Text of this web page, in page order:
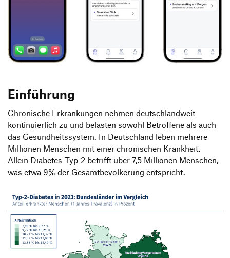
Transfer und Kooperation
Strategische Gestaltung M.A.
Einführung
Chronische Erkrankungen nehmen deutschlandweit
kontinuierlich zu und belasten sowohl Betroffene als auch
das Gesundheitssystem. In Deutschland leben mehrere
Millionen Menschen mit einer chronischen Krankheit.
Allein Diabetes-Typ-2 betrifft über 7,5 Millionen Menschen,
was etwa 9% der Gesamtbevölkerung entspricht.